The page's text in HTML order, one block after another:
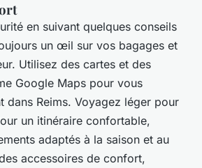
en suivant quelques conseils
un œil sur vos bagages et
Utilisez des cartes et des
Google Maps pour vous
dans Reims. Voyagez léger pour
un itinéraire confortable,
adaptés à la saison et au
accessoires de confort,